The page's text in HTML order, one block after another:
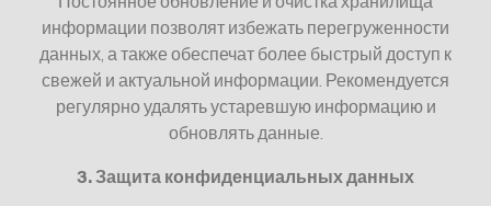
информации позволят избежать перегруженности
данных, а также обеспечат более быстрый доступ к
свежей и актуальной информации. Рекомендуется
регулярно удалять устаревшую информацию и
обновлять данные.
3. Защита конфиденциальных данных